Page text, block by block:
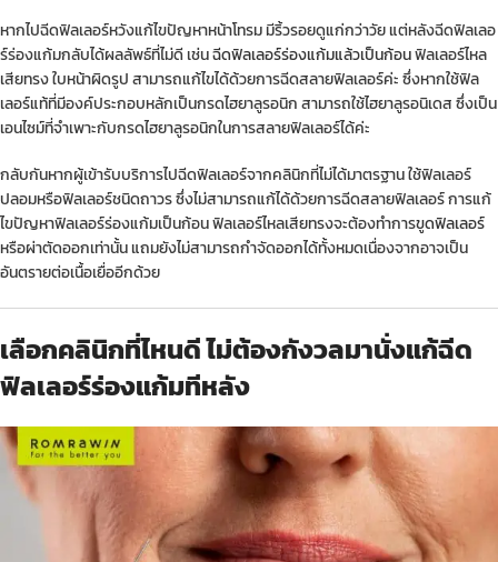
หากไปฉีดฟิลเลอร์หวังแก้ไขปัญหาหน้าโทรม มีริ้วรอยดูแก่กว่าวัย แต่หลังฉีดฟิลเลอ
ร์ร่องแก้มกลับได้ผลลัพธ์ที่ไม่ดี เช่นฉีดฟิลเลอร์ร่องแก้มแล้วเป็นก้อนฟิลเลอร์ไหล
เสียทรง ใบหน้าผิดรูป สามารถแก้ไขได้ด้วยการฉีดสลายฟิลเลอร์ค่ะ ซึ่งหากใช้ฟิล
เลอร์แท้ที่มีองค์ประกอบหลักเป็นกรดไฮยาลูรอนิก สามารถใช้ไฮยาลูรอนิเดส ซึ่งเป็น
เอนไซม์ที่จำเพาะกับกรดไฮยาลูรอนิกในการสลายฟิลเลอร์ได้ค่ะ
กลับกันหากผู้เข้ารับบริการไปฉีดฟิลเลอร์จากคลินิกที่ไม่ได้มาตรฐาน ใช้ฟิลเลอร์
ปลอมหรือฟิลเลอร์ชนิดถาวร ซึ่งไม่สามารถแก้ได้ด้วยการฉีดสลายฟิลเลอร์ การแก้
ไขปัญหาฟิลเลอร์ร่องแก้มเป็นก้อน ฟิลเลอร์ไหลเสียทรงจะต้องทำการขูดฟิลเลอร์
หรือผ่าตัดออกเท่านั้น แถมยังไม่สามารถกำจัดออกได้ทั้งหมดเนื่องจากอาจเป็น
อันตรายต่อเนื้อเยื่ออีกด้วย
เลือกคลินิกที่ไหนดี ไม่ต้องกังวลมานั่งแก้ฉีด
ฟิลเลอร์ร่องแก้มทีหลัง